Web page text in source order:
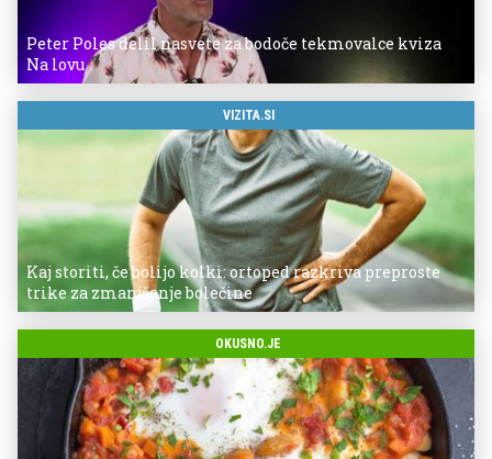
Peter Poles delil nasvete za bodoče tekmovalce kviza
Na lovu
VIZITA.SI
Kaj storiti, če bolijo kolki: ortoped razkriva preproste
trike za zmanjšanje bolečine
OKUSNO.JE